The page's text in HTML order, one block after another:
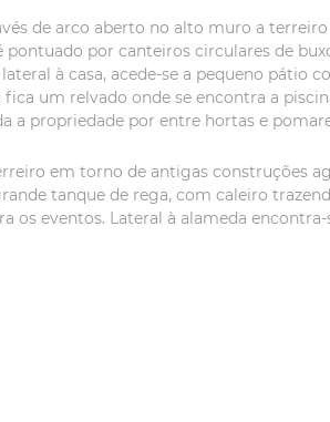
de arco aberto no alto muro a
pontuado por canteiros circulares de
à casa, acede-se a pequeno
um relvado onde se encontra a
a propriedade por entre hortas e
em torno de antigas construções
tanque de rega, com caleiro
os eventos. Lateral à alameda